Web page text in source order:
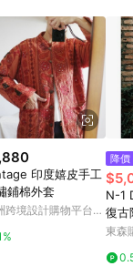
印度嬉皮手工
鋪棉外套
跨境設計購物平台
降價
N-1
復古
服短
東森